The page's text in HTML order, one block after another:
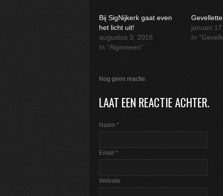
Bij SigNijkerk gaat even
het licht uit!
augustus 3, 2018
In "Algemeen"
januari
In
Nog geen reactie.
LAAT EEN REACTIE ACHTER.
Naam *
Email *
Website